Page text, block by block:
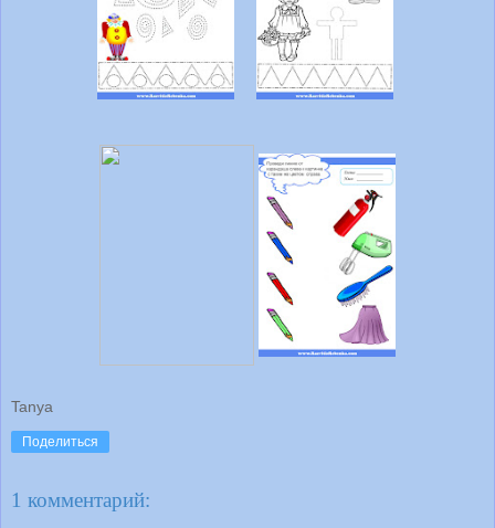
Tanya
Поделиться
1 комментарий: